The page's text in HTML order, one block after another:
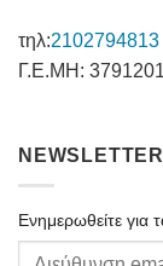
τηλ:2102794813
Γ.Ε.ΜΗ:
NEWSLETTER
Ενημερωθείτε για